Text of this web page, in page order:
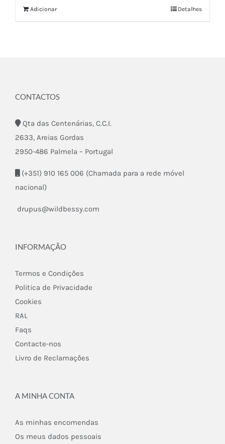
Adicionar Detalhes
CONTACTOS
Qta das Centenárias, C.C.I.
2633, Areias Gordas
2950-486 Palmela – Portugal
(+351) 910 165 006 (Chamada para a rede móvel
nacional)
drupus@wildbessy.com
INFORMAÇÃO
Termos e Condições
Politica de Privacidade
Cookies
RAL
Faqs
Contacte-nos
Livro de Reclamações
A MINHA CONTA
As minhas encomendas
Os meus dados pessoais